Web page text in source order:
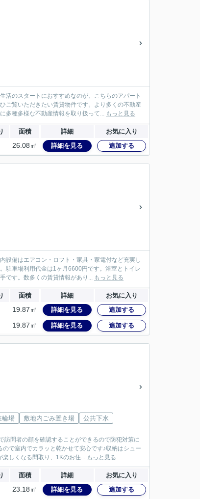
活のスタートにおすすめなのが、こちらのアパート
ご覧いただきたい賃貸物件です。より多くの不動産
多種多様な不動産情報を取り扱って... もっと見る
面積 詳細 お気に入り
26.08㎡ 詳細を見る 追加する
設備はエアコン・ロフト・家具・家電付など充実し
駐車場利用代金は1ヶ月6600円です。浴室とトイレ
です。数多くの賃貸情報があり... もっと見る
面積 詳細 お気に入り
19.87㎡ 詳細を見る 追加する
19.87㎡ 詳細を見る 追加する
輪場 敷地内ごみ置き場 公共下水
訪問者の顔を確認することができるので防犯対策に
で室内でカラッと乾かせて安心です♪収納はシュー
楽しくなる間取り、1Kのお住... もっと見る
面積 詳細 お気に入り
23.18㎡ 詳細を見る 追加する